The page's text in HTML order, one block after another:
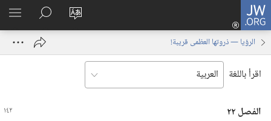
JW.ORG
تغيير
الموقع
تسجيل
الدخول
نافذة
البحث
في
JW.‎ORG
الرؤيا — ذروتها العظمى قريبة!
اقرأ باللغة
الفصل ٢٢